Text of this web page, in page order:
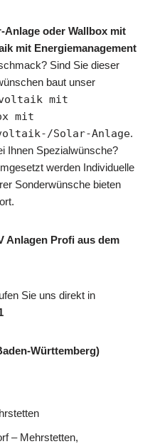
oder Wallbox mit
mit Energiemanagement
Sind Sie dieser
baut unser
mit
mit
Solar-Anlage.
Ihnen Spezialwünsche?
werden Individuelle
Sonderwünsche bieten
Anlagen Profi aus dem
Sie uns direkt in
Württemberg)
– Mehrstetten,